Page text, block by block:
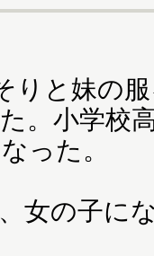
と妹の
。小学校
った。
女の子に